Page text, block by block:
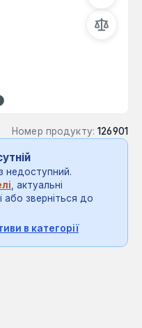
Номер продукту: 126901
недоступний.
, актуальні
або зверніться до
в категорії